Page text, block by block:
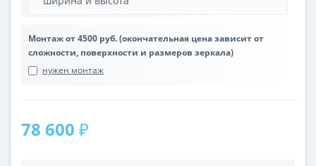
Монтаж от 4500 руб. (окончательная цена зависит от
сложности, поверхности и размеров зеркала)
нужен монтаж
78 600 ₽